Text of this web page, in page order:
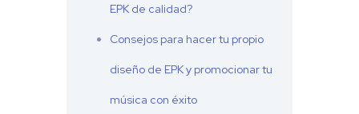
EPK de calidad?
Consejos para hacer tu propio
diseño de EPK y promocionar tu
música con éxito